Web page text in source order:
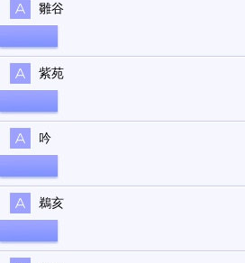
雛谷
紫苑
吟
鵜亥